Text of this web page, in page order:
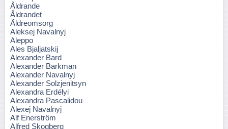
Åldrande
Åldrandet
Äldreomsorg
Aleksej Navalnyj
Aleppo
Ales Bjaljatskij
Alexander Bard
Alexander Barkman
Alexander Navalnyj
Alexander Solzjenitsyn
Alexandra Erdélyi
Alexandra Pascalidou
Alexej Navalnyj
Alf Enerström
Alfred Skogberg